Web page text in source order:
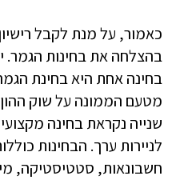
כאמור, על מנת לקבל רישיון
בהצלחה את בחינות הגמר.
בחינה אחת היא בחינת
מטעם הממונה על שוק ההון,
שנייה נקראת בחינה
לניירות ערך. הבחינות
חשבונאות, סטטיסטיקה,